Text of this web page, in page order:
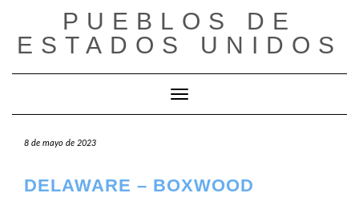
contenido
PUEBLOS DE
ESTADOS UNIDOS
Cambiar modo de navegación
8 de mayo de 2023
DELAWARE – BOXWOOD